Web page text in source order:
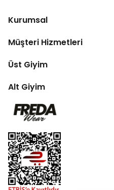
Kurumsal
Müşteri Hizmetleri
Üst Giyim
Alt Giyim